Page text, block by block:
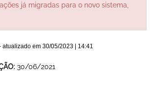
já migradas para o novo sistema,
atualizado em 30/05/2023 | 14:41
30/06/2021